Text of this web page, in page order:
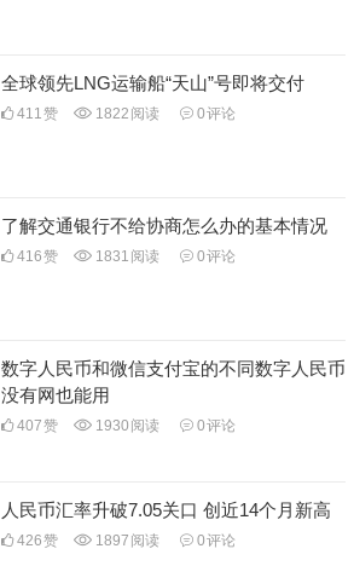
全球领先LNG运输船“天山”号即将交付
411赞 1822 阅读 0评论
了解交通银行不给协商怎么办的基本情况
416赞 1831 阅读 0评论
数字人民币和微信支付宝的不同数字人民币
没有网也能用
407赞 1930 阅读 0评论
人民币汇率升破7.05关口 创近14个月新高
426赞 1897 阅读 0评论